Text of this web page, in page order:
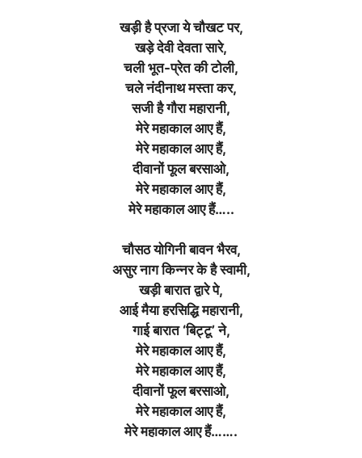
खड़ी है प्रजा ये चौखट पर,
खड़े देवी देवता सारे,
चली भूत-प्रेत की टोली,
चले नंदीनाथ मस्ता कर,
सजी है गौरा महारानी,
मेरे महाकाल आए हैं,
मेरे महाकाल आए हैं,
दीवानों फूल बरसाओ,
मेरे महाकाल आए हैं,
मेरे महाकाल आए हैं…..
चौसठ योगिनी बावन भैरव,
असुर नाग किन्नर के है स्वामी,
खड़ी बारात द्वारे पे,
आई मैया हरसिद्धि महारानी,
गाई बारात ‘बिट्टू’ ने,
मेरे महाकाल आए हैं,
मेरे महाकाल आए हैं,
दीवानों फूल बरसाओ,
मेरे महाकाल आए हैं,
मेरे महाकाल आए हैं…….